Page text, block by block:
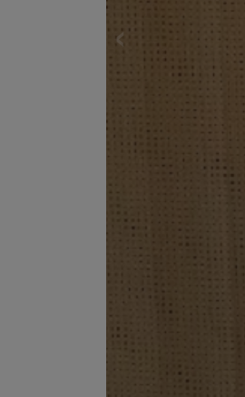
Text und Bilder: